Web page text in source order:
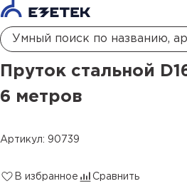
Пруток стальной D16 мм, отрезок 6
Пруток стальной
6 метров
Артикул: 90739
В избранное Сравнить